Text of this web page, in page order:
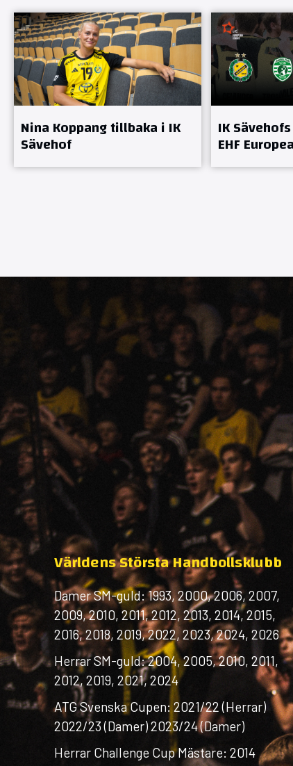
Nina Koppang tillbaka i IK
Sävehof
IK
EHF
Världens Största Handbollsklubb
Damer SM-guld: 1993, 2000, 2006, 2007,
2009, 2010, 2011, 2012, 2013, 2014, 2015,
2016, 2018, 2019, 2022, 2023, 2024, 2026
Herrar SM-guld: 2004, 2005, 2010, 2011,
2012, 2019, 2021, 2024
ATG Svenska Cupen: 2021/22 (Herrar)
2022/23 (Damer) 2023/24 (Damer)
Herrar Challenge Cup Mästare: 2014